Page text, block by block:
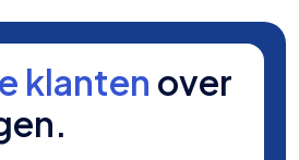
klanten over